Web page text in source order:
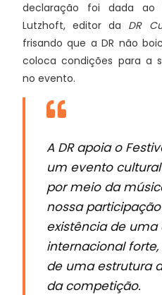
declaração foi dada ao
Lutzhoft, editor da DR
frisando que a DR não
coloca condições para a
no evento.
A DR apoia o
um evento
por meio da
nossa
existência de
internacional
de uma estrutura
da competição.